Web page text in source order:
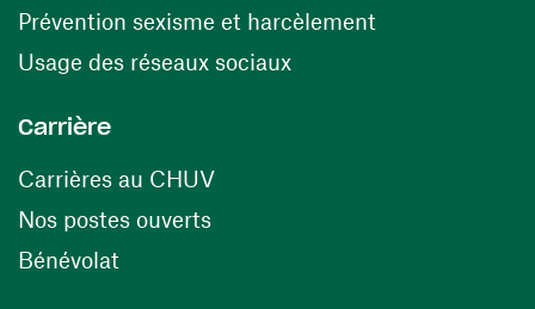
Prévention sexisme et harcèlement
Usage des réseaux sociaux(ouvre une nouvelle
Carrière
Carrières au CHUV(ouvre une nouvelle fenêtre)
Nos postes ouverts(ouvre une nouvelle fenêtre)
Bénévolat